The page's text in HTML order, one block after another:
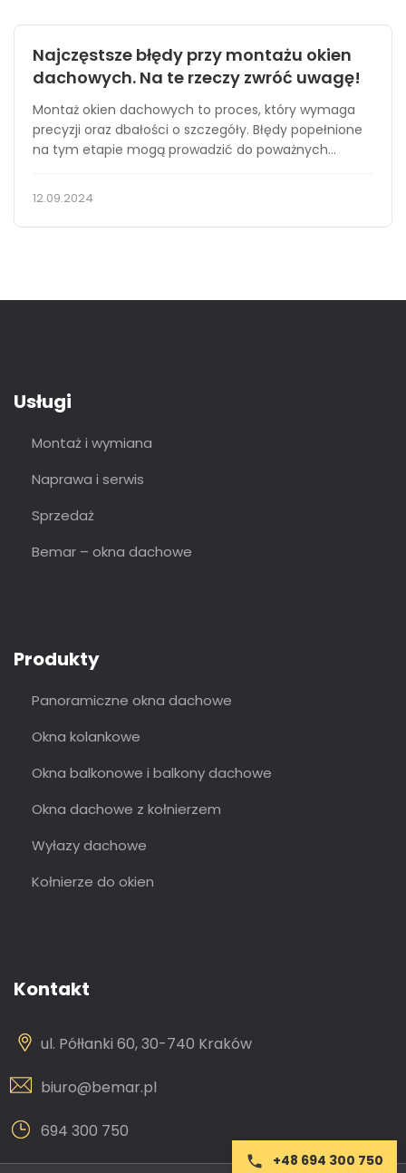
Najczęstsze błędy przy montażu okien
dachowych. Na te rzeczy zwróć uwagę!
Montaż okien dachowych to proces, który wymaga
precyzji oraz dbałości o szczegóły. Błędy popełnione
na tym etapie mogą prowadzić do poważnych...
12.09.2024
Usługi
Montaż i wymiana
Naprawa i serwis
Sprzedaż
Bemar – okna dachowe
Produkty
Panoramiczne okna dachowe
Okna kolankowe
Okna balkonowe i balkony dachowe
Okna dachowe z kołnierzem
Wyłazy dachowe
Kołnierze do okien
Kontakt
ul. Półłanki 60, 30-740 Kraków
biuro@bemar.pl
694 300 750
+48 694 300 750